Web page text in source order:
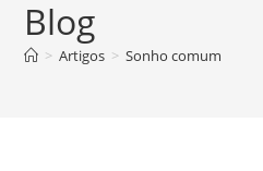
Blog
> Artigos > Sonho comum